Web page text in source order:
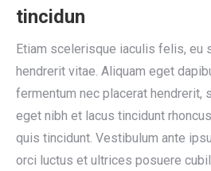
tincidun
Etiam scelerisque iaculis felis, eu
hendrerit vitae. Aliquam eget
fermentum nec placerat hendrerit,
eget nibh et lacus tincidunt
quis tincidunt. Vestibulum ante
orci luctus et ultrices posuere